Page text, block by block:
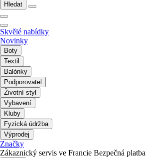
Hledat
Skvělé nabídky
Novinky
Boty
Textil
Balónky
Podporovatel
Životní styl
Vybavení
Kluby
Fyzická údržba
Výprodej
Značky
Zákaznický servis ve Francie Bezpečná platba